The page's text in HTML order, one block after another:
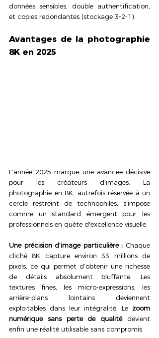
données sensibles, double authentification,
et copies redondantes (stockage 3-2-1).
Avantages de la photographie
8K en 2025
L’année 2025 marque une avancée décisive
pour les créateurs d’images. La
photographie en 8K, autrefois réservée à un
cercle restreint de technophiles, s'impose
comme un standard émergent pour les
professionnels en quête d'excellence visuelle.
Une précision d’image particulière : Chaque
cliché 8K capture environ 33 millions de
pixels, ce qui permet d’obtenir une richesse
de détails absolument bluffante. Les
textures fines, les micro-expressions, les
arrière-plans lointains deviennent
exploitables dans leur intégralité. Le zoom
numérique sans perte de qualité devient
enfin une réalité utilisable sans compromis.